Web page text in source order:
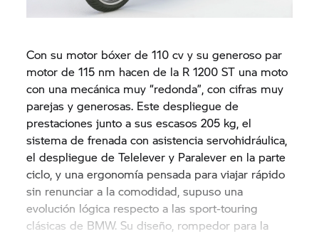
Con su motor bóxer de 110 cv y su generoso par
motor de 115 nm hacen de la R 1200 ST una moto
con una mecánica muy “redonda”, con cifras muy
parejas y generosas. Este despliegue de
prestaciones junto a sus escasos 205 kg, el
sistema de frenada con asistencia servohidráulica,
el despliegue de Telelever y Paralever en la parte
ciclo, y una ergonomía pensada para viajar rápido
sin renunciar a la comodidad, supuso una
evolución lógica respecto a las sport-touring
clásicas de BMW. Su diseño, rompedor para la